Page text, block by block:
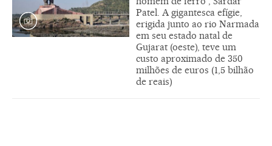
Patel. A gigantesca efígie,
erigida junto ao rio Narmada
em seu estado natal de
Gujarat (oeste), teve um
custo aproximado de 350
milhões de euros (1,5 bilhão
de reais)